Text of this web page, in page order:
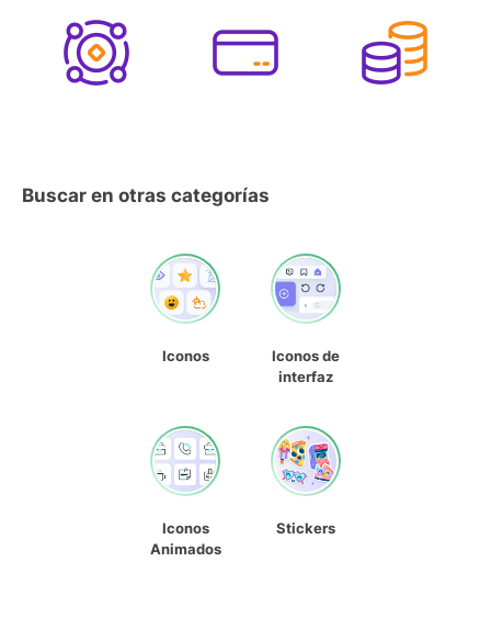
Buscar en otras categorías
Iconos
Iconos de
interfaz
Iconos
Animados
Stickers